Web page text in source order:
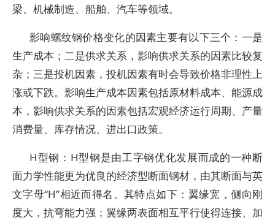
梁、机械制造、船舶、汽车等领域。
影响螺纹钢价格变化的因素主要有以下三个：一是
生产成本；二是供求关系，影响供求关系的因素比较复
杂；三是投机因素，投机因素有时会导致价格非理性上
涨或下跌。影响生产成本因素包括原材料成本、能源成
本，影响供求关系的因素包括宏观经济运行周期、产量
消费量、库存情况、进出口政策。
H型钢：H型钢是由工字钢优化发展而成的一种断
面力学性能更为优良的经济型断面钢材，由其断面与英
文字母“H”相近而得名。其特点如下：翼缘宽，侧向刚
度大，抗弯能力强；翼缘两表面相互平行使得连接、加